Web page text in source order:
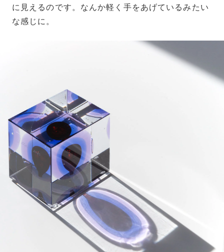
に見えるのです。なんか軽く手をあげているみたい
な感じに。